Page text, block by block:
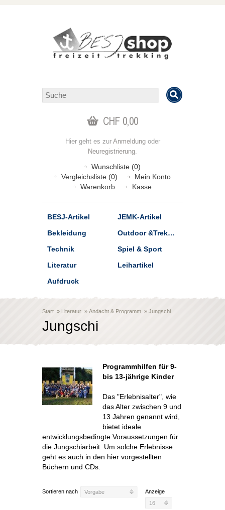
CHF 0,00
Hier geht es zur Anmeldungoder
Neuregistrierung.
Wunschliste (0)
Vergleichsliste (0)
Mein Konto
Warenkorb
Kasse
BESJ-Artikel
JEMK-Artikel
Bekleidung
Outdoor &Trekking
Technik
Spiel & Sport
Literatur
Leihartikel
Aufdruck
Start » Literatur » Andacht & Programm » Jungschi
Jungschi
Programmhilfen für 9-
bis 13-jährige Kinder
Das "Erlebnisalter", wie
das Alter zwischen 9 und
13 Jahren genannt wird,
bietet ideale
entwicklungsbedingte Voraussetzungen für
die Jungschiarbeit. Um solche Erlebnisse
geht es auch in den hier vorgestellten
Büchern und CDs.
Sortieren nach Vorgabe
Anzeige
16